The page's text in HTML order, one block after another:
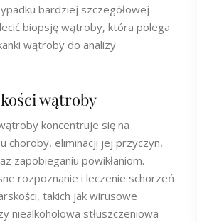
bardziej szczegółowej
biopsję wątroby, która polega
wątroby do analizy
wątroby
koncentruje się na
choroby, eliminacji jej przyczyn,
zapobieganiu powikłaniom.
rozpoznanie i leczenie schorzeń
takich jak wirusowe
niealkoholowa stłuszczeniowa